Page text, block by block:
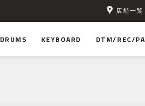
店舗一覧
DRUMS KEYBOARD DTM/REC/PA